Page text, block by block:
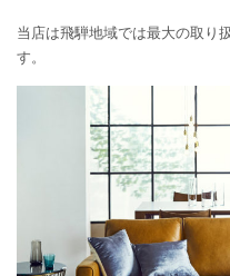
当店は飛騨地域では最大の取り
す。